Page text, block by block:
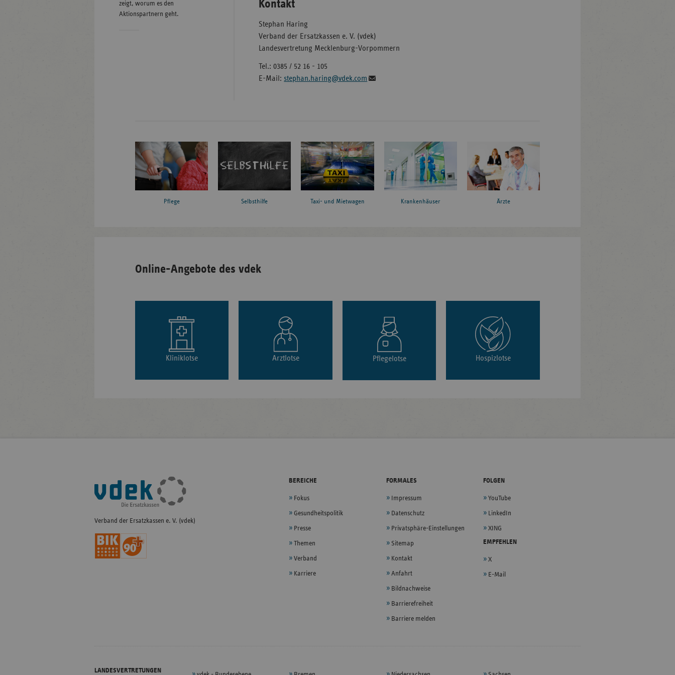
Kontakt
Stephan Haring
Verband der Ersatzkassen e. V. (vdek)
Landesvertretung Mecklenburg-Vorpommern
Tel.: 0385 / 52 16 - 105
E-Mail: stephan.haring@vdek.com
zeigt, worum es den
Aktionspartnern geht.
Pflege Selbsthilfe Taxi- und Mietwagen Krankenhäuser Ärzte
Online-Angebote des vdek
Kliniklotse Arztlotse Pflegelotse Hospizlotse
Fußleisten-
Navigation
Verband der Ersatzkassen e. V. (vdek)
BEREICHE
Fokus
Gesundheitspolitik
Presse
Themen
Verband
Karriere
FORMALES
Impressum
Datenschutz
Privatsphäre-Einstellungen
Sitemap
Kontakt
Anfahrt
Bildnachweise
Barrierefreiheit
Barriere melden
FOLGEN
YouTube
LinkedIn
XING
EMPFEHLEN
X
E-Mail
LANDESVERTRETUNGEN